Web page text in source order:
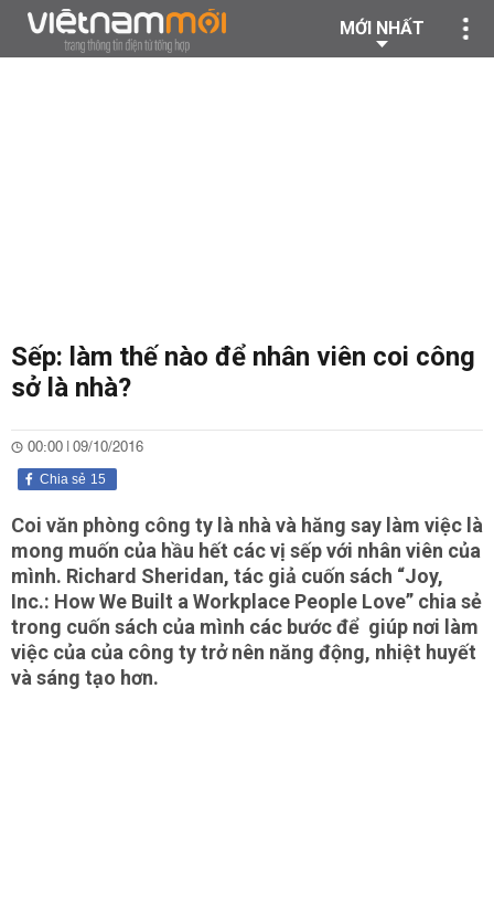
MỚI NHẤT
Sếp: làm thế nào để nhân viên coi công
sở là nhà?
00:00 | 09/10/2016
15
Chia sẻ
Coi văn phòng công ty là nhà và hăng say làm việc là
mong muốn của hầu hết các vị sếp với nhân viên của
mình. Richard Sheridan, tác giả cuốn sách “Joy,
Inc.: How We Built a Workplace People Love” chia sẻ
trong cuốn sách của mình các bước để giúp nơi làm
việc của của công ty trở nên năng động, nhiệt huyết
và sáng tạo hơn.